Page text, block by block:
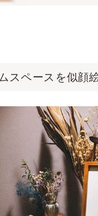
スペースを似顔